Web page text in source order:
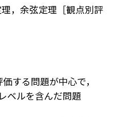
，余弦定理［観点別評
する問題が中心で，
ベルを含んだ問題